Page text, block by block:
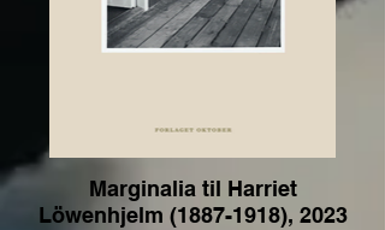
Marginalia til Harriet
Löwenhjelm (1887-1918), 2023